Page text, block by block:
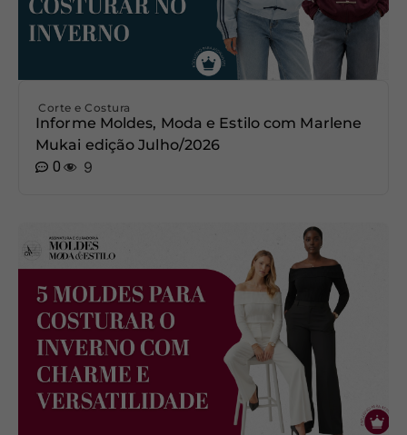
Corte e Costura
Informe Moldes, Moda e Estilo com Marlene
Mukai edição Julho/2026
0
9